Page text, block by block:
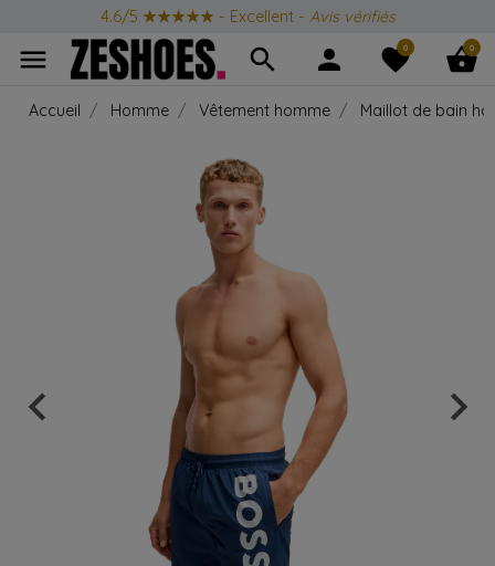
4.6/5 ★★★★★ - Excellent - Avis vérifiés
menu search person favorite
0 shopping_basket
0
Accueil Homme Vêtement homme Maillot de bain
Précédent
keyboard_arrow_left keyboard_arrow_right